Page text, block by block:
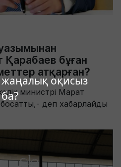
жаңалық оқисыз
ба?
Қарабаев бұған
атқарған?
министрі Марат
босатты,- деп хабарлайды